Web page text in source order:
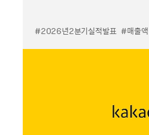
#2026년2분기실적발표 #매출액